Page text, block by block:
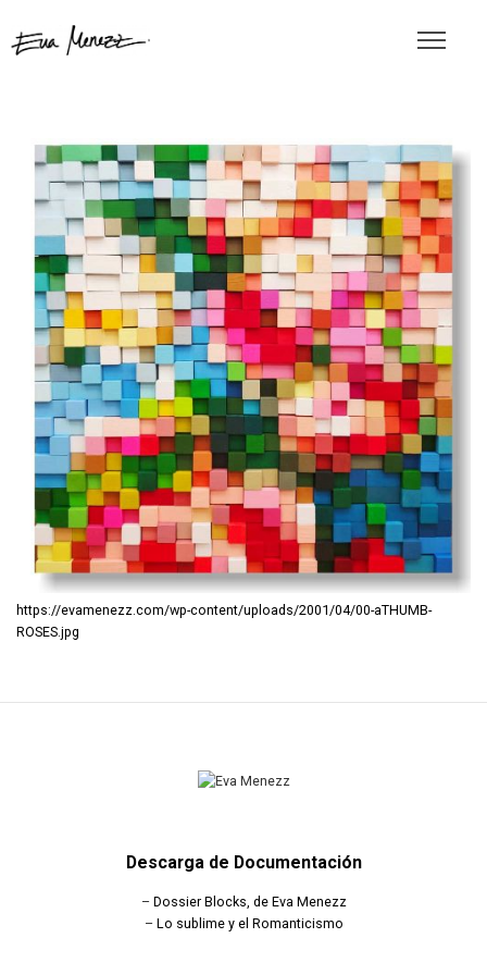
https://evamenezz.com/wp-content/uploads/2001/04/00-aTHUMB-
ROSES.jpg
Descarga de Documentación
– Dossier Blocks, de Eva Menezz
– Lo sublime y el Romanticismo